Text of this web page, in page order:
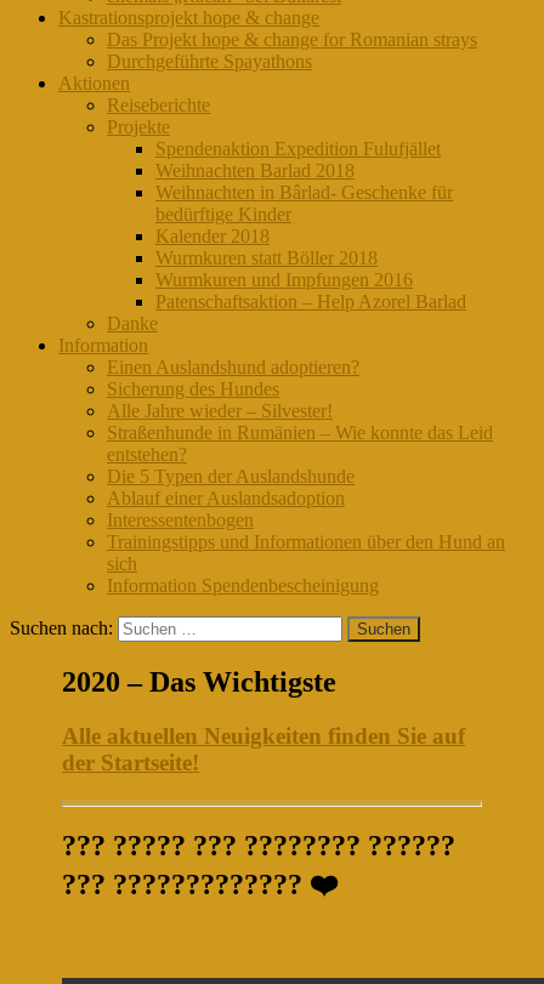
Kastrationsprojekt hope & change
Das Projekt hope & change for Romanian strays
Durchgeführte Spayathons
Aktionen
Reiseberichte
Projekte
Spendenaktion Expedition Fulufjället
Weihnachten Barlad 2018
Weihnachten in Bârlad- Geschenke für
bedürftige Kinder
Kalender 2018
Wurmkuren statt Böller 2018
Wurmkuren und Impfungen 2016
Patenschaftsaktion – Help Azorel Barlad
Danke
Information
Einen Auslandshund adoptieren?
Sicherung des Hundes
Alle Jahre wieder – Silvester!
Straßenhunde in Rumänien – Wie konnte das Leid
entstehen?
Die 5 Typen der Auslandshunde
Ablauf einer Auslandsadoption
Interessentenbogen
Trainingstipps und Informationen über den Hund an
sich
Information Spendenbescheinigung
Suchen nach:
2020 – Das Wichtigste
Alle aktuellen Neuigkeiten finden Sie auf
der Startseite!
??? ????? ??? ???????? ??????
??? ????????????? ❤️